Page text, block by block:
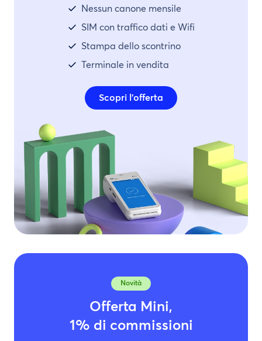
Nessun canone mensile
SIM con traffico dati e Wifi
Stampa dello scontrino
Terminale in vendita
Scopri l’offerta
Novità
Offerta Mini,
1% di commissioni